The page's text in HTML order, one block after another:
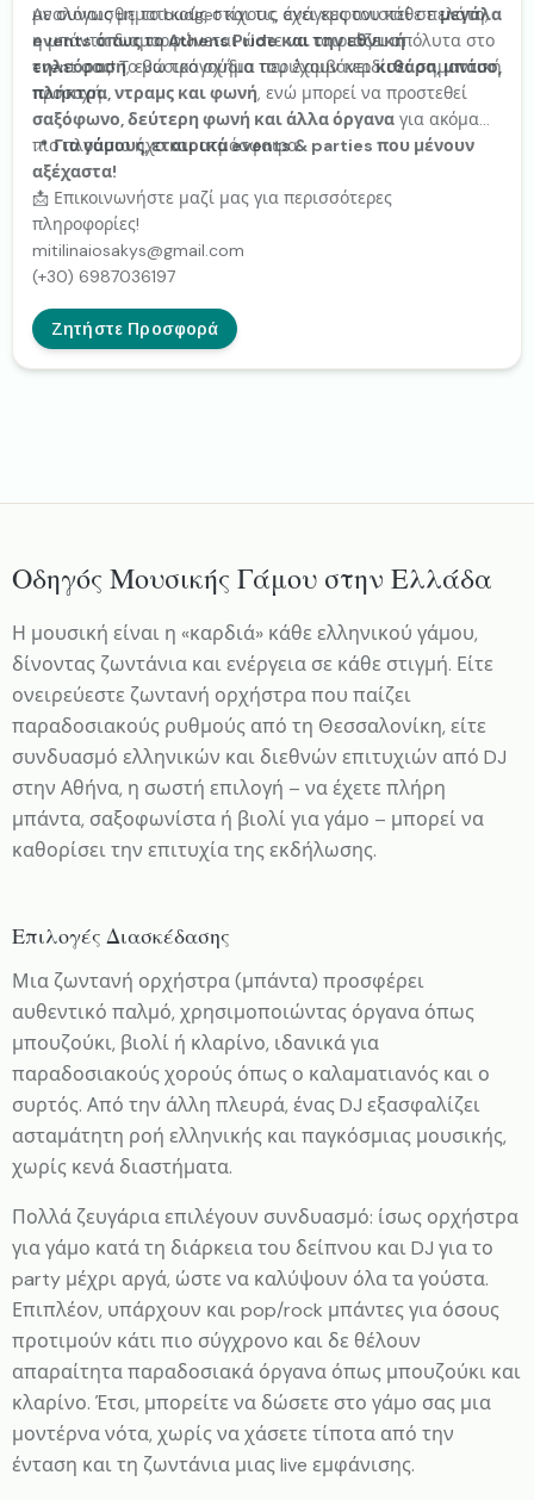
με συναισθηματικούς στίχους, έχει εμφανιστεί σεμεγάλα
events όπως το Athens Pride και την εθνική
τηλεόραση, ενώ τραγούδια του έχουν κερδίσει σημαντική
προσοχή.
Αναλόγως με το budget και τις ανάγκες του κάθε πελάτη,
η μπάντα διαμορφώνεται ώστε να ταιριάζει απόλυτα στο
event σας! Το βασικό σχήμα περιλαμβάνεικιθάρα, μπάσο,
πλήκτρα, ντραμς και φωνή , ενώ μπορεί να προστεθεί
σαξόφωνο, δεύτερη φωνή και άλλα όργανα για ακόμα
πιο πλούσιο ήχο και ατμόσφαιρα.
📍Για γάμους, εταιρικά events & parties που μένουν
αξέχαστα!
📩 Επικοινωνήστε μαζί μας για περισσότερες
πληροφορίες!
mitilinaiosakys@gmail.com
(+30) 6987036197
Ζητήστε Προσφορά
Οδηγός Μουσικής Γάμου στην Ελλάδα
Η μουσική είναι η «καρδιά» κάθε ελληνικού γάμου,
δίνοντας ζωντάνια και ενέργεια σε κάθε στιγμή. Είτε
ονειρεύεστε ζωντανή ορχήστρα που παίζει
παραδοσιακούς ρυθμούς από τη Θεσσαλονίκη, είτε
συνδυασμό ελληνικών και διεθνών επιτυχιών από DJ
στην Αθήνα, η σωστή επιλογή – να έχετε πλήρη
μπάντα, σαξοφωνίστα ή βιολί για γάμο – μπορεί να
καθορίσει την επιτυχία της εκδήλωσης.
Επιλογές Διασκέδασης
Μια ζωντανή ορχήστρα (μπάντα) προσφέρει
αυθεντικό παλμό, χρησιμοποιώντας όργανα όπως
μπουζούκι, βιολί ή κλαρίνο, ιδανικά για
παραδοσιακούς χορούς όπως ο καλαματιανός και ο
συρτός. Από την άλλη πλευρά, ένας DJ εξασφαλίζει
ασταμάτητη ροή ελληνικής και παγκόσμιας μουσικής,
χωρίς κενά διαστήματα.
Πολλά ζευγάρια επιλέγουν συνδυασμό: ίσως ορχήστρα
για γάμο κατά τη διάρκεια του δείπνου και DJ για το
party μέχρι αργά, ώστε να καλύψουν όλα τα γούστα.
Επιπλέον, υπάρχουν και pop/rock μπάντες για όσους
προτιμούν κάτι πιο σύγχρονο και δε θέλουν
απαραίτητα παραδοσιακά όργανα όπως μπουζούκι και
κλαρίνο. Έτσι, μπορείτε να δώσετε στο γάμο σας μια
μοντέρνα νότα, χωρίς να χάσετε τίποτα από την
ένταση και τη ζωντάνια μιας live εμφάνισης.